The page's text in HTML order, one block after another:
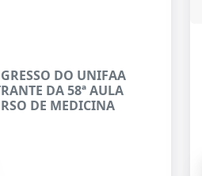
DO UNIFAA
DA 58ª AULA
DE MEDICINA